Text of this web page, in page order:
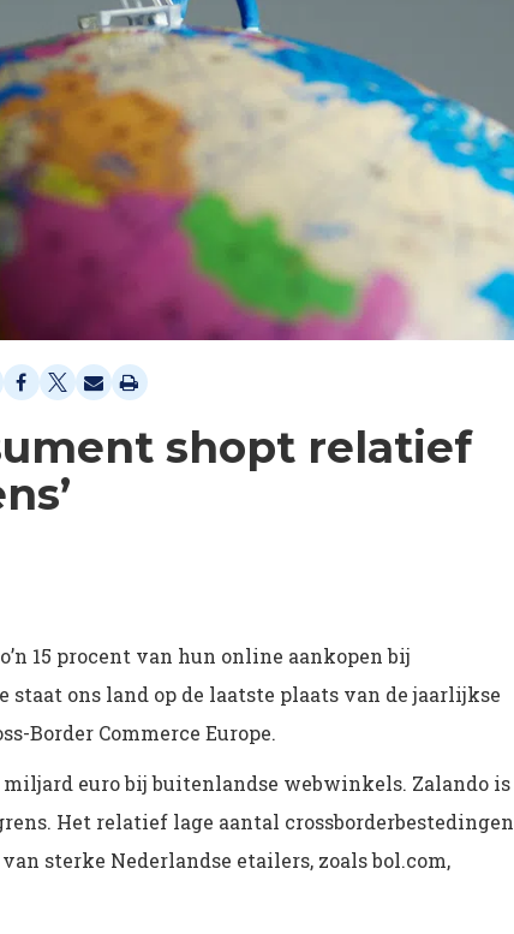
shopt relatief
15 procent van hun online aankopen bij
staat ons land op de laatste plaats van de jaarlijkse
Border Commerce Europe.
miljard euro bij buitenlandse webwinkels. Zalando is
Het relatief lage aantal crossborderbestedingen
sterke Nederlandse etailers, zoals bol.com,